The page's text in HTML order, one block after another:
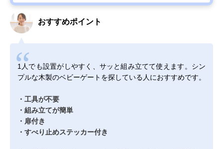
おすすめポイント
1人でも設置がしやすく、サッと組み立てて使えます。シン
プルな木製のベビーゲートを探している人におすすめです。
・工具が不要
・組み立てが簡単
・扉付き
・すべり止めステッカー付き